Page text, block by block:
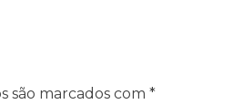
são marcados com *